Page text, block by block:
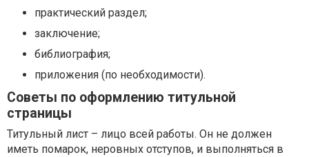
практический раздел;
заключение;
библиография;
приложения (по необходимости).
Советы по оформлению титульной
страницы
Титульный лист – лицо всей работы. Он не должен
иметь помарок, неровных отступов, и выполняться в